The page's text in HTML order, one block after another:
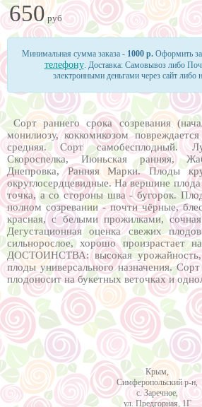
650руб
Минимальная сумма заказа - 1000 р.Оформить
телефону. Доставка: Самовывоз либо
электронными деньгами через сайт либо
Сорт раннего срока созревания
монилиозу, коккомикозом
средняя. Сорт самобесплодный.
Скороспелка, Июньская ранняя,
Днепровка, Ранняя Марки. Плоды
округлосердцевидные. На вершине
точка, а со стороны шва - бугорок.
полном созревании - почти чёрные,
красная, с белыми прожилками,
Дегустационная оценка свежих
сильнорослое, хорошо произрастает
ДОСТОИНСТВА: высокая урожайность,
плоды универсального назначения.
плодоносит на букетных веточках и
Крым,
Симферопольский р-н,
с. Заречное,
ул. Предгорная, 1Г